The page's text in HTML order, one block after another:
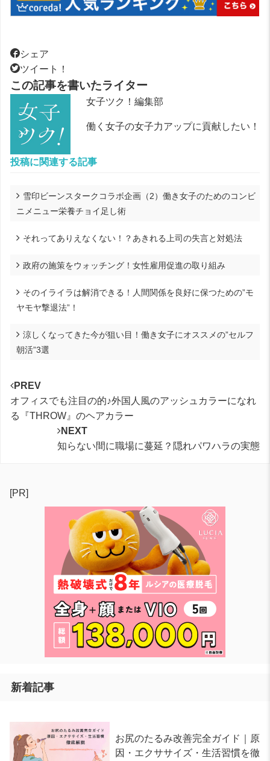
シェア
ツイート！
この記事を書いたライター
女子ツク！編集部
働く女子の女子力アップに貢献したい！
投稿に関連する記事
雪印ビーンスタークコラボ企画（2）働き女子のためのコンビ
ニメニュー栄養チョイ足し術
それってありえなくない！？あきれる上司の失言と対処法
政府の施策をウォッチング！女性雇用促進の取り組み
そのイライラは解消できる！人間関係を良好に保つための”モ
ヤモヤ撃退法”！
涼しくなってきた今が狙い目！働き女子にオススメの”セルフ
朝活”3選
PREV
オフィスでも注目の的♪外国人風のアッシュカラーになれ
る『THROW』のヘアカラー
NEXT
知らない間に職場に蔓延？隠れパワハラの実態
[PR]
新着記事
お尻のたるみ改善完全ガイド｜原
因・エクササイズ・生活習慣を徹